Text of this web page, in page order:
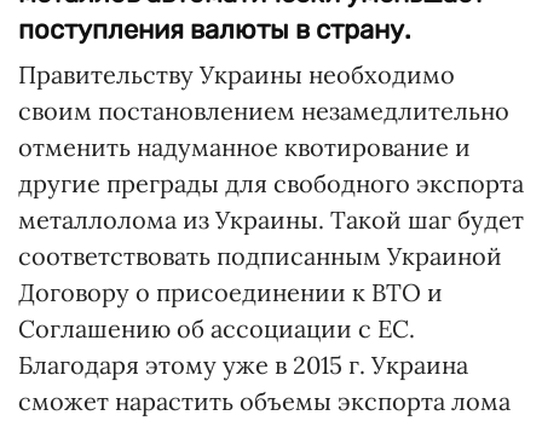
поступления валюты в страну.
Правительству Украины необходимо
своим постановлением незамедлительно
отменить надуманное квотирование и
другие преграды для свободного экспорта
металлолома из Украины. Такой шаг будет
соответствовать подписанным Украиной
Договору о присоединении к ВТО и
Соглашению об ассоциации с ЕС.
Благодаря этому уже в 2015 г. Украина
сможет нарастить объемы экспорта лома